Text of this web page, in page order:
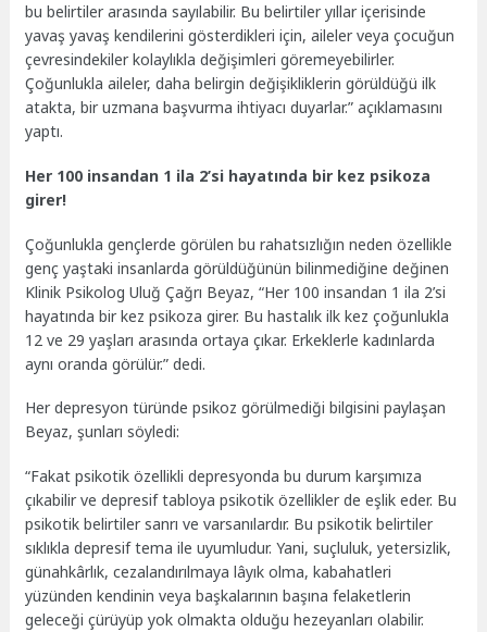
bu belirtiler arasında sayılabilir. Bu belirtiler yıllar içerisinde
yavaş yavaş kendilerini gösterdikleri için, aileler veya çocuğun
çevresindekiler kolaylıkla değişimleri göremeyebilirler.
Çoğunlukla aileler, daha belirgin değişikliklerin görüldüğü ilk
atakta, bir uzmana başvurma ihtiyacı duyarlar.” açıklamasını
yaptı.
Her 100 insandan 1 ila 2’si hayatında bir kez psikoza
girer!
Çoğunlukla gençlerde görülen bu rahatsızlığın neden özellikle
genç yaştaki insanlarda görüldüğünün bilinmediğine değinen
Klinik Psikolog Uluğ Çağrı Beyaz, “Her 100 insandan 1 ila 2’si
hayatında bir kez psikoza girer. Bu hastalık ilk kez çoğunlukla
12 ve 29 yaşları arasında ortaya çıkar. Erkeklerle kadınlarda
aynı oranda görülür.” dedi.
Her depresyon türünde psikoz görülmediği bilgisini paylaşan
Beyaz, şunları söyledi:
“Fakat psikotik özellikli depresyonda bu durum karşımıza
çıkabilir ve depresif tabloya psikotik özellikler de eşlik eder. Bu
psikotik belirtiler sanrı ve varsanılardır. Bu psikotik belirtiler
sıklıkla depresif tema ile uyumludur. Yani, suçluluk, yetersizlik,
günahkârlık, cezalandırılmaya lâyık olma, kabahatleri
yüzünden kendinin veya başkalarının başına felaketlerin
geleceği çürüyüp yok olmakta olduğu hezeyanları olabilir.